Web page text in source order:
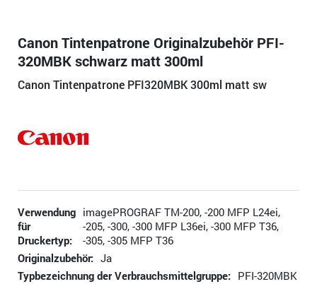
Canon Tintenpatrone Originalzubehör PFI-
320MBK schwarz matt 300ml
Canon Tintenpatrone PFI320MBK 300ml matt sw
Verwendung
für
Druckertyp:
imagePROGRAF TM-200, -200 MFP L24ei,
-205, -300, -300 MFP L36ei, -300 MFP T36,
-305, -305 MFP T36
Originalzubehör: Ja
Typbezeichnung der Verbrauchsmittelgruppe: PFI-320MBK